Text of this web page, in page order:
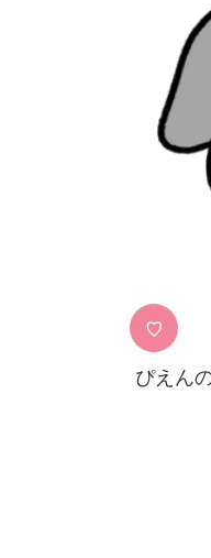
♡
ぴえん